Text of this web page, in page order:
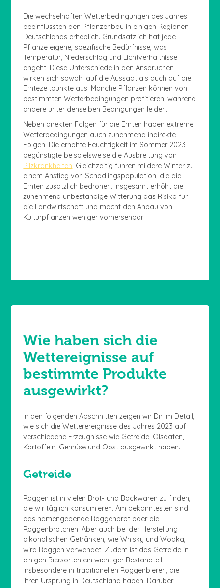
Die wechselhaften Wetterbedingungen des Jahres
beeinflussten den Pflanzenbau in einigen Regionen
Deutschlands erheblich. Grundsätzlich hat jede
Pflanze eigene, spezifische Bedürfnisse, was
Temperatur, Niederschlag und Lichtverhältnisse
angeht. Diese Unterschiede in den Ansprüchen
wirken sich sowohl auf die Aussaat als auch auf die
Erntezeitpunkte aus. Manche Pflanzen können von
bestimmten Wetterbedingungen profitieren, während
andere unter denselben Bedingungen leiden.
Neben direkten Folgen für die Ernten haben extreme
Wetterbedingungen auch zunehmend indirekte
Folgen: Die erhöhte Feuchtigkeit im Sommer 2023
begünstigte beispielsweise die Ausbreitung von
Pilzkrankheiten. Gleichzeitig führen mildere Winter zu
einem Anstieg von Schädlingspopulation, die die
Ernten zusätzlich bedrohen. Insgesamt erhöht die
zunehmend unbeständige Witterung das Risiko für
die Landwirtschaft und macht den Anbau von
Kulturpflanzen weniger vorhersehbar.
Wie haben sich die
Wettereignisse auf
bestimmte Produkte
ausgewirkt?
In den folgenden Abschnitten zeigen wir Dir im Detail,
wie sich die Wetterereignisse des Jahres 2023 auf
verschiedene Erzeugnisse wie Getreide, Ölsaaten,
Kartoffeln, Gemüse und Obst ausgewirkt haben.
Getreide
Roggen ist in vielen Brot- und Backwaren zu finden,
die wir täglich konsumieren. Am bekanntesten sind
das namengebende Roggenbrot oder die
Roggenbrötchen. Aber auch bei der Herstellung
alkoholischen Getränken, wie Whisky und Wodka,
wird Roggen verwendet. Zudem ist das Getreide in
einigen Biersorten ein wichtiger Bestandteil,
insbesondere in traditionellen Roggenbieren, die
ihren Ursprung in Deutschland haben. Darüber